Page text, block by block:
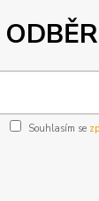
Souhlasím se